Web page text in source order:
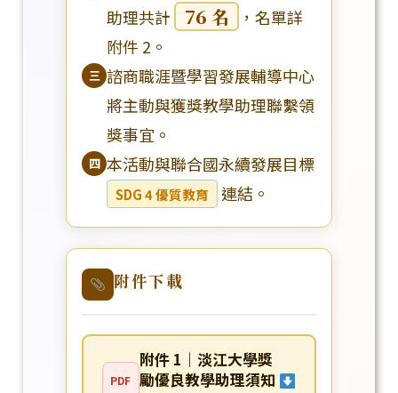
助理共計
76 名
，名單詳
附件 2。
三 諮商職涯暨學習發展輔導中心
將主動與獲獎教學助理聯繫領
獎事宜。
四 本活動與聯合國永續發展目標
SDG 4 優質教育 連結。
附件下載
PDF
附件 1｜淡江大學獎
勵優良教學助理須知